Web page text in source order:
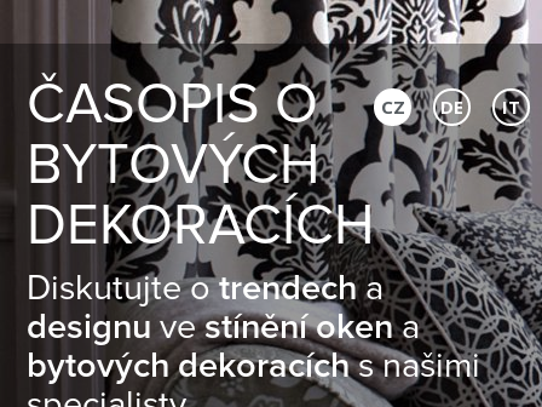
ČASOPIS O
BYTOVÝCH
DEKORACÍCH
Diskutujte otrendecha
designuvestínění okena
bytových dekoracíchs našimi
CZ DE IT